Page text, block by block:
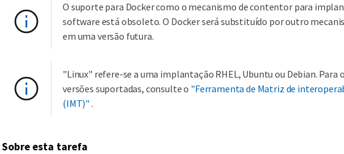
O suporte para Docker como o mecanismo de contentor para
software está obsoleto. O Docker será substituído por outro
em uma versão futura.
"Linux" refere-se a uma implantação RHEL, Ubuntu ou Debian. Para
versões suportadas, consulte o "Ferramenta de Matriz de
(IMT)" .
Sobre esta tarefa